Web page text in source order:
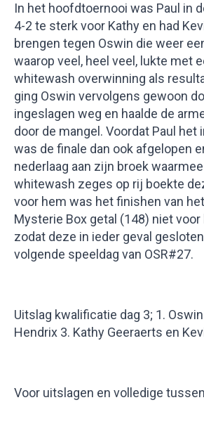
In het hoofdtoernooi was Paul in
4-2 te sterk voor Kathy en had
brengen tegen Oswin die weer
waarop veel, heel veel, lukte met
whitewash overwinning als
ging Oswin vervolgens gewoon
ingeslagen weg en haalde de
door de mangel. Voordat Paul het
was de finale dan ook afgelopen
nederlaag aan zijn broek
whitewash zeges op rij boekte
voor hem was het finishen van
Mysterie Box getal (148) niet
zodat deze in ieder geval
volgende speeldag van OSR#27.
Uitslag kwalificatie dag 3; 1.
Hendrix 3. Kathy Geeraerts en
Voor uitslagen en volledige